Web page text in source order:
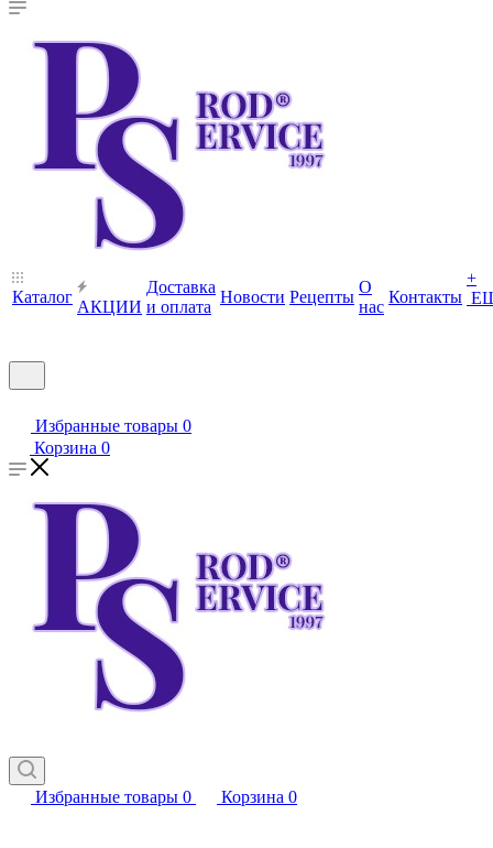
Каталог
АКЦИИ
Доставка
и оплата
Новости Рецепты
О
нас
Контакты
+
Избранные товары 0
Корзина 0
Избранные товары 0 Корзина 0